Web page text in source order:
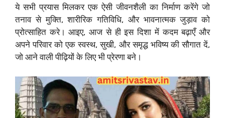
ये सभी प्रयास मिलकर एक ऐसी जीवनशैली का निर्माण करेंगे जो
तनाव से मुक्ति, शारीरिक गतिविधि, और भावनात्मक जुड़ाव को
प्रोत्साहित करे। आइए, आज से ही इस दिशा में कदम बढ़ाएँ और
अपने परिवार को एक स्वस्थ, सुखी, और समृद्ध भविष्य की सौगात दें,
जो आने वाली पीढ़ियों के लिए भी प्रेरणा बने।